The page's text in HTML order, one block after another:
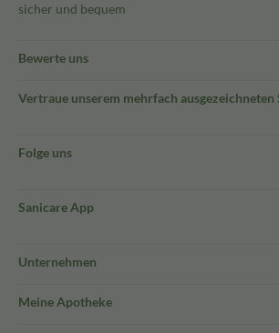
sicher und bequem
Bewerte uns
Vertraue unserem mehrfach ausgezeichneten
Folge uns
Sanicare App
Unternehmen
Meine Apotheke